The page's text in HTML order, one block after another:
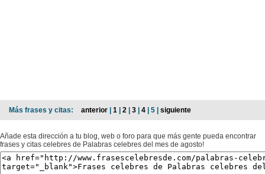
Más frases y citas: anterior | 1 | 2 | 3 | 4 | 5 | siguiente
Añade esta dirección a tu blog, web o foro para que más gente pueda encontrar
frases y citas celebres de Palabras celebres del mes de agosto!